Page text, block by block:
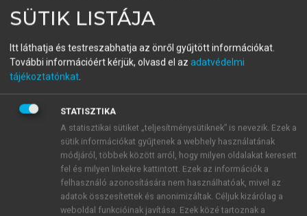
CSABA, ZOMBORY PÉTER
Biofizika és orvostechnika
alapjai
2., ÁTDOLGOZOTT KIADÁS
OLVASÁS
III.7.1. Mi a hallásvizsgálat?
SÜTIK LISTÁJA
Itt láthatja és testreszabhatja az önről gyűjtött információkat.
További információért kérjük, olvasd el az adatvédelmi
tájékoztatónkat
STATISZTIKA
A statisztikai sütiket „teljesítménysütiknek” is nevezik. Ezek a
sütik információkat gyűjtenek a webhely használatának
módjáról, többek között arról, hogy milyen oldalakat keresett
fel és milyen linkekre kattintott. Ezek az információk a
felhasználó azonosítására nem használhatóak, mivel az
adatok összesítettek és anonimizáltak. Céljuk kizárólag a
weboldal funkcióinak javítása. Ezek közé tartoznak a